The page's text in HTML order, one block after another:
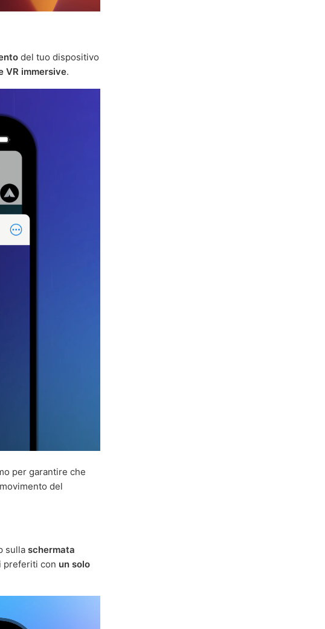
del tuo dispositivo
VR immersive.
per garantire che
del
sulla schermata
preferiti con un solo